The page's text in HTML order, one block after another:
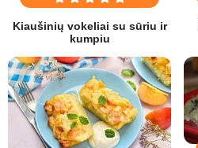
Kiaušinių vokeliai su sūriu ir
kumpiu